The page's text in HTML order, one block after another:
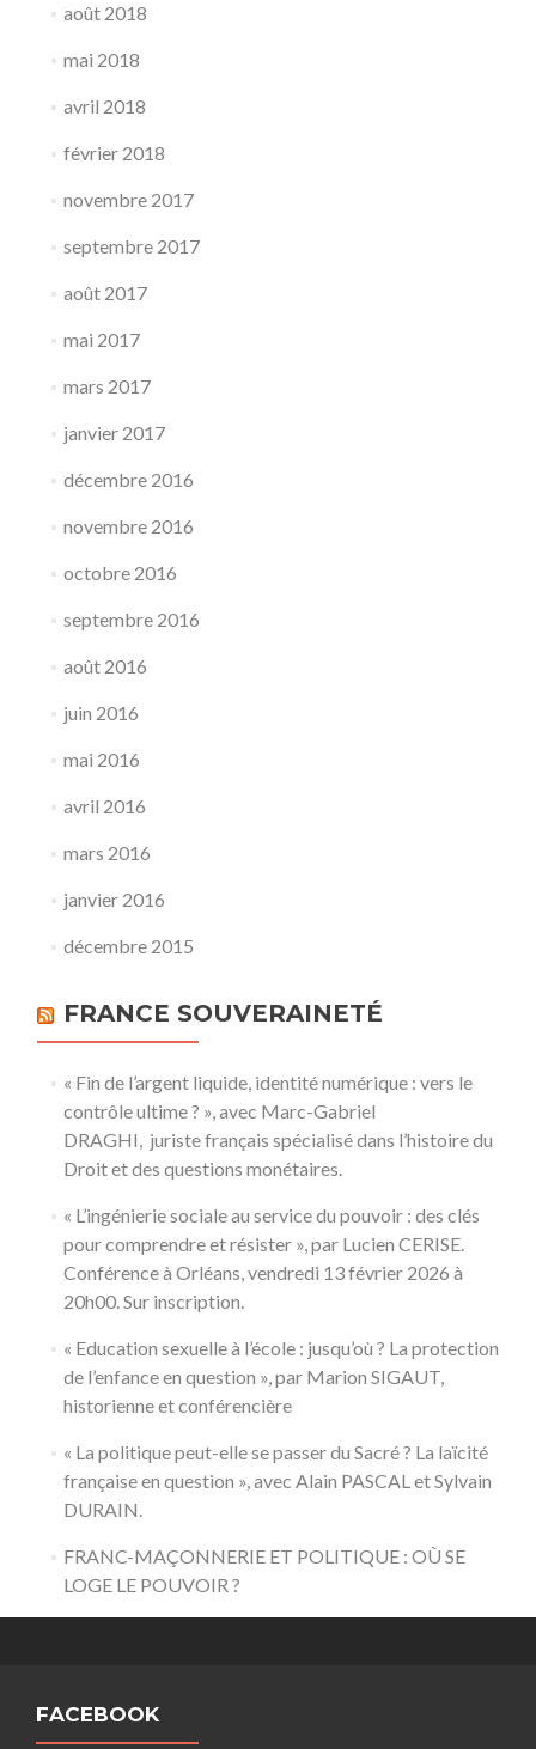
août 2018
mai 2018
avril 2018
février 2018
novembre 2017
septembre 2017
août 2017
mai 2017
mars 2017
janvier 2017
décembre 2016
novembre 2016
octobre 2016
septembre 2016
août 2016
juin 2016
mai 2016
avril 2016
mars 2016
janvier 2016
décembre 2015
FRANCE SOUVERAINETÉ
« Fin de l’argent liquide, identité numérique : vers le
contrôle ultime ? », avec Marc-Gabriel
DRAGHI, juriste français spécialisé dans l’histoire du
Droit et des questions monétaires.
« L’ingénierie sociale au service du pouvoir : des clés
pour comprendre et résister », par Lucien CERISE.
Conférence à Orléans, vendredi 13 février 2026 à
20h00. Sur inscription.
« Education sexuelle à l’école : jusqu’où ? La protection
de l’enfance en question », par Marion SIGAUT,
historienne et conférencière
« La politique peut-elle se passer du Sacré ? La laïcité
française en question », avec Alain PASCAL et Sylvain
DURAIN.
FRANC-MAÇONNERIE ET POLITIQUE : OÙ SE
LOGE LE POUVOIR ?
FACEBOOK